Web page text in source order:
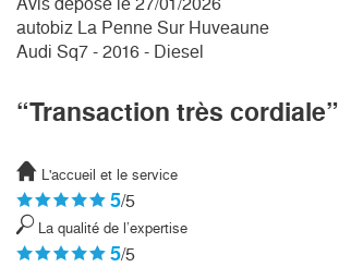
autobiz La Penne Sur Huveaune
Audi Sq7 - 2016 - Diesel
“Transaction très cordiale”
L'accueil et le service
5/5
La qualité de l’expertise
5/5